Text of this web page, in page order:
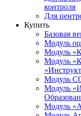
контроля
Для
Купить
Базовая
Модуль
Модуль
Модуль
Модуль
Модуль
Модуль